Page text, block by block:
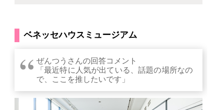
ベネッセハウスミュージアム
ぜんつうさんの回答コメント
「最近特に人気が出ている、話題の場所なの
で、ここを推したいです」